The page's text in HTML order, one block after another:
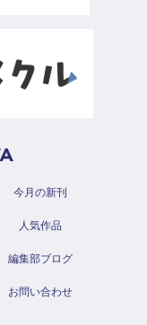
今月の新刊
人気作品
編集部ブログ
お問い合わせ